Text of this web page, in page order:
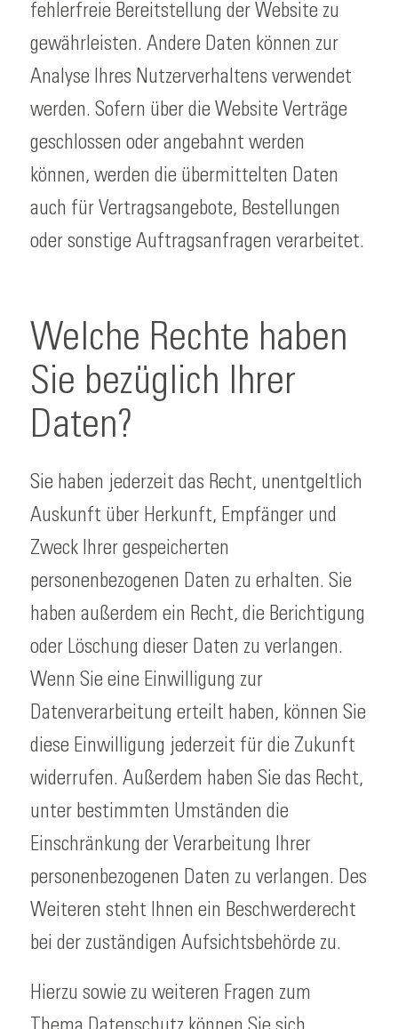
fehlerfreie Bereitstellung der Website zu
gewährleisten. Andere Daten können zur
Analyse Ihres Nutzerverhaltens verwendet
werden. Sofern über die Website Verträge
geschlossen oder angebahnt werden
können, werden die übermittelten Daten
auch für Vertragsangebote, Bestellungen
oder sonstige Auftragsanfragen verarbeitet.
Welche Rechte haben
Sie bezüglich Ihrer
Daten?
Sie haben jederzeit das Recht, unentgeltlich
Auskunft über Herkunft, Empfänger und
Zweck Ihrer gespeicherten
personenbezogenen Daten zu erhalten. Sie
haben außerdem ein Recht, die Berichtigung
oder Löschung dieser Daten zu verlangen.
Wenn Sie eine Einwilligung zur
Datenverarbeitung erteilt haben, können Sie
diese Einwilligung jederzeit für die Zukunft
widerrufen. Außerdem haben Sie das Recht,
unter bestimmten Umständen die
Einschränkung der Verarbeitung Ihrer
personenbezogenen Daten zu verlangen. Des
Weiteren steht Ihnen ein Beschwerderecht
bei der zuständigen Aufsichtsbehörde zu.
Hierzu sowie zu weiteren Fragen zum